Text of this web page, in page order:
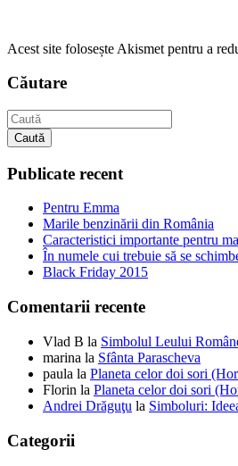
Acest site folosește Akismet pentru a
Căutare
Caută
Publicate recent
Pentru Emma
Marile benzinării din România
Caracteristici importante pentru
În numele cui trebuie să se
Black Friday 2015
Comentarii recente
Vlad B la Simbolul Leului
marina la Sfânta Parascheva
paula la Planeta celor doi sori
Florin la Planeta celor doi sori
Andrei Drăguţu la Simboluri:
Categorii